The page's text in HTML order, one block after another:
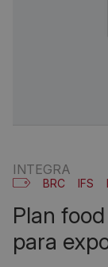
INTEGRA
BRC IFS
plan food defence, indispensable
para